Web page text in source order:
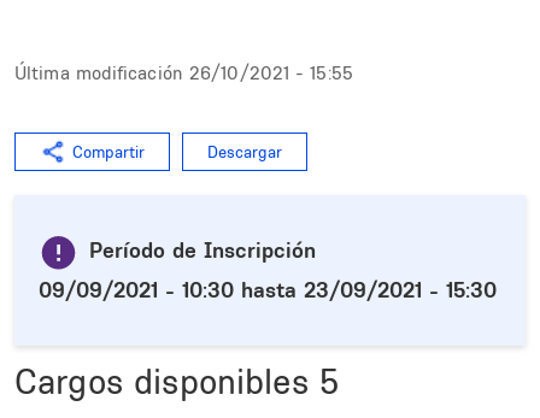
Última modificación 26/10/2021 - 15:55
Compartir Descargar
Período de Inscripción
09/09/2021 - 10:30 hasta 23/09/2021 - 15:30
Cargos disponibles 5